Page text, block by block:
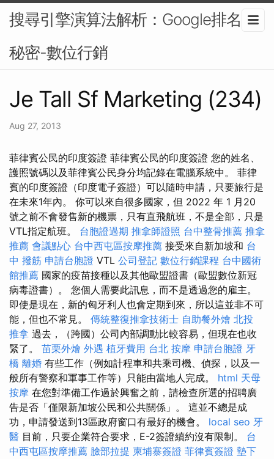
搜尋引擎演算法解析：Google排名的
秘密-數位行銷
Je Tall Sf Marketing (234)
Aug 27, 2013
菲律賓公民的印度簽證 菲律賓公民的印度簽證 您的姓名、
護照號碼以及菲律賓公民身分均記錄在電腦系統中。 菲律
賓的印度簽證（印度電子簽證）可以隨時申請，只要旅行是
在未來1年內。 你可以來自很多國家，但 2022 年 1 月20
號之前不會發售新的機票，只有直飛航班，不是全部，只是
VTL指定航班。 台胞證過期 推拿師證照 台中整骨推薦 推拿
推薦 會議點心 台中西屯區按摩推薦 接受來自新加坡和 台
中 撥筋 申請台胞證 VTL 公司登記 數位行銷課程 台中國術
館推薦 國家的疫苗接種以及其他歐盟證書（歐盟數位新冠
病毒證書）。 您個人需要此訊息，而不是透過您的雇主。
即使是現在，新的匈牙利人也會定期到來，所以這並非不可
能，但也不常見。 傳統整復推拿技術士 自助餐外燴 北投
推拿 過去，（跨國）公司內部調動比較容易，但現在也收
緊了。 苗栗外燴 外遇 植牙費用 台北 按摩 申請台胞證 牙
橋 離婚 有些工作（例如計程車和共乘司機、偵探，以及一
般所有警察和軍事工作等）只能由當地人完成。 html 天母
按摩 在您對準備工作過於興奮之前，請檢查所選的招聘廣
告是否「僅限新加坡公民和公共關係」。 這並不總是成
功，申請發送到13區政府窗口有最好的機會。 local seo 牙
醫 目前，只要企業符合要求，E-2簽證續約沒有限制。 台
中西屯區按摩推薦 臉部拉提 柬埔寨簽證 菲律賓簽證 墊下